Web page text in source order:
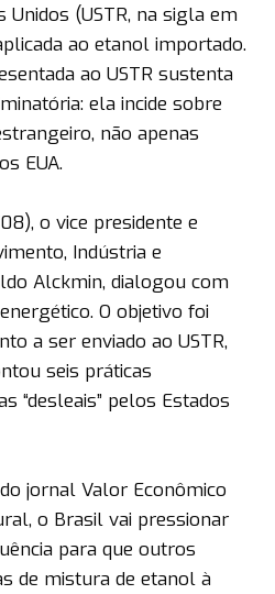
Unidos (USTR, na sigla em
ao etanol importado.
ao USTR sustenta
ela incide sobre
não apenas
EUA.
o vice presidente e
Indústria e
Alckmin, dialogou com
O objetivo foi
a ser enviado ao USTR,
seis práticas
“desleais” pelos Estados
jornal Valor Econômico
o Brasil vai pressionar
para que outros
de mistura de etanol à